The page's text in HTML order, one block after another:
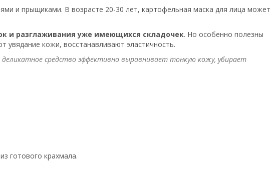
и прыщиками. В возрасте 20-30 лет, картофельная маска для лица может
и разглаживания уже имеющихся складочек. Но особенно полезны
кожи, восстанавливают эластичность.
средство эффективно выравнивает тонкую кожу, убирает
готового крахмала.